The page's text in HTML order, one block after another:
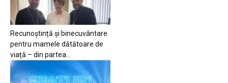
Recunoștință și binecuvântare
pentru mamele dătătoare de
viață – din partea...